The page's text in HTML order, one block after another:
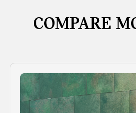
COMPARE